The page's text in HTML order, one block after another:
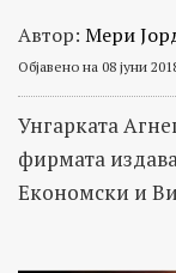
Автор: Мери
Објавено на 08 јуни
Унгарката
фирмата
Економски и